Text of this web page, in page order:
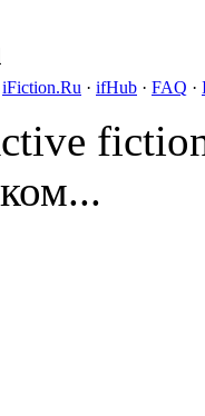
iFiction.Ru · ifHub · FAQ ·